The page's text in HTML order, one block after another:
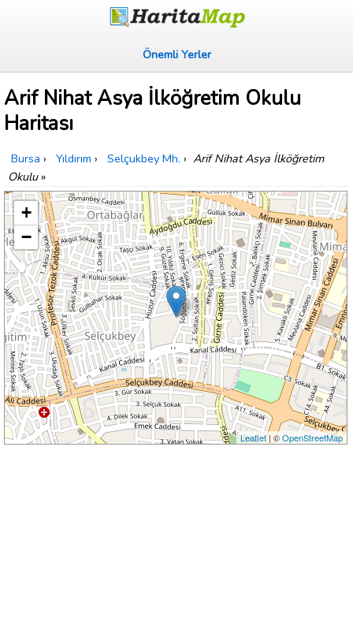
Önemli Yerler
Arif Nihat Asya İlköğretim Okulu
Haritası
Bursa › Yıldırım › Selçukbey Mh. › Arif Nihat Asya İlköğretim
Okulu»
+
−
Leaflet| ©OpenStreetMap